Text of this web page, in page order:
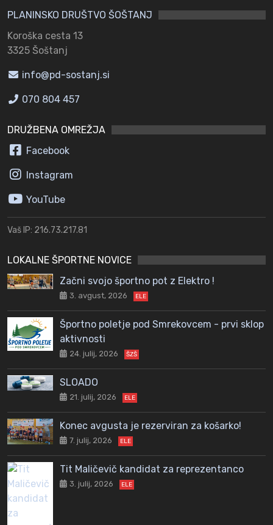
PLANINSKO DRUŠTVO ŠOŠTANJ
Koroška cesta 13
3325 Šoštanj
info@pd-sostanj.si
070 804 457
DRUŽBENA OMREŽJA
Facebook
Instagram
YouTube
Vaš IP: 216.73.217.81
LOKALNE ŠPORTNE NOVICE
Začni svojo športno pot z Elektro !
3. avgust, 2026 ELE
Športno poletje pod Smrekovcem - prvi sklop
aktivnosti
24. julij, 2026 ŠZŠ
SLOADO
21. julij, 2026 ELE
Konec avgusta je rezerviran za košarko!
7. julij, 2026 ELE
Tit Maličevič kandidat za reprezentanco
3. julij, 2026 ELE